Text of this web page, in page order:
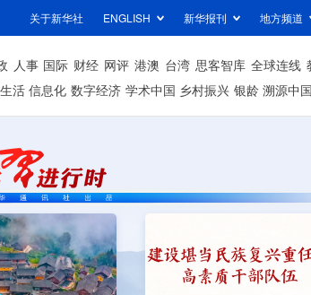
关于新华社 ENGLISH 新华报刊 地方频道
人事 国际 财经 网评 港澳 台湾 思客智库 全球连线
活 信息化 数字经济 学术中国 乡村振兴 银龄 溯源中国